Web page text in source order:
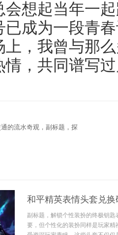
会想起当年一
已成为一段青
上，我曾与那
情，共同谱写
的流水奇观，副标题，探
和平精英表情头套兑
副标题，解锁个性装扮的终极钥
要，但个性化的装扮同样是玩家